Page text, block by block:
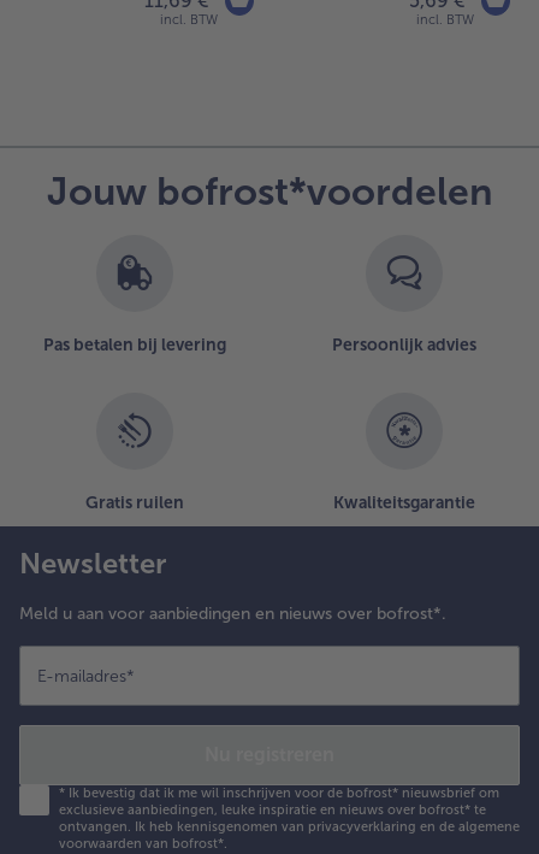
incl. BTW incl. BTW
Jouw bofrost*voordelen
Pas betalen bij levering Persoonlijk advies
Gratis ruilen Kwaliteitsgarantie
Newsletter
Meld u aan voor aanbiedingen en nieuws over bofrost*.
E-mailadres*
* Ik bevestig dat ik me wil inschrijven voor de bofrost* nieuwsbrief om
exclusieve aanbiedingen, leuke inspiratie en nieuws over bofrost* te
ontvangen. Ik heb kennisgenomen van privacyverklaring en de algemene
voorwaarden van bofrost*.